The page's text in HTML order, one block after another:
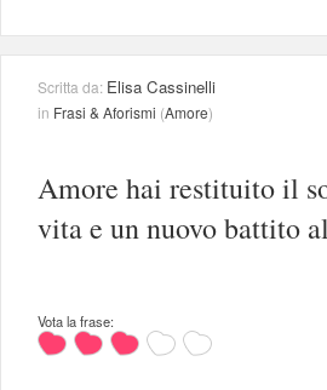
Scritta da: Elisa Cassinelli
in Frasi & Aforismi (Amore)
Amore hai restituito il
vita e un nuovo battito
Vota la frase: